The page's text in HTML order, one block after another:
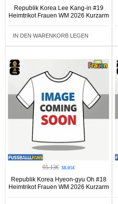
Republik Korea Lee Kang-in #19
Heimtrikot Frauen WM 2026 Kurzarm
IN DEN WARENKORB LEGEN
95.13€ 38.05€
Republik Korea Hyeon-gyu Oh #18
Heimtrikot Frauen WM 2026 Kurzarm